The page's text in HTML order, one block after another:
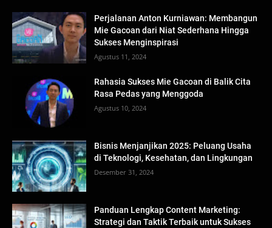
Perjalanan Anton Kurniawan: Membangun
Mie Gacoan dari Niat Sederhana Hingga
Sukses Menginspirasi
Agustus 11, 2024
Rahasia Sukses Mie Gacoan di Balik Cita
Rasa Pedas yang Menggoda
Agustus 10, 2024
Bisnis Menjanjikan 2025: Peluang Usaha
di Teknologi, Kesehatan, dan Lingkungan
Desember 31, 2024
Panduan Lengkap Content Marketing:
Strategi dan Taktik Terbaik untuk Sukses